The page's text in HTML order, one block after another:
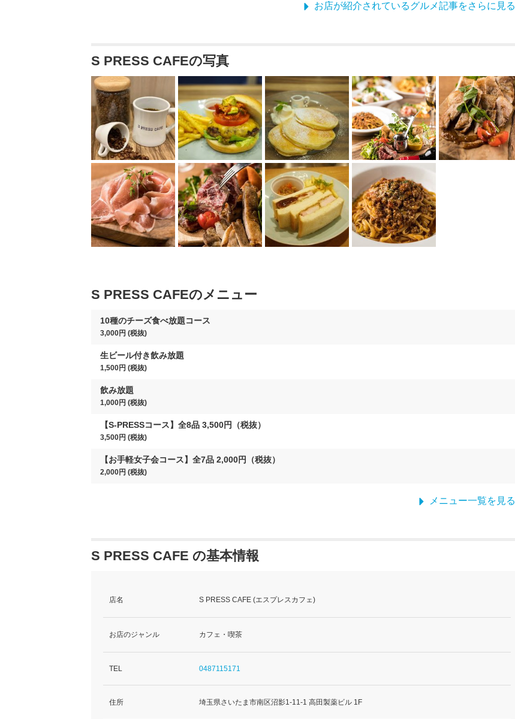
お店が紹介されているグルメ記事をさらに見る
S PRESS CAFEの写真
S PRESS CAFEのメニュー
10種のチーズ食べ放題コース
3,000円 (税抜)
生ビール付き飲み放題
1,500円 (税抜)
飲み放題
1,000円 (税抜)
【S-PRESSコース】全8品 3,500円（税抜）
3,500円 (税抜)
【お手軽女子会コース】全7品 2,000円（税抜）
2,000円 (税抜)
メニュー一覧を見る
S PRESS CAFE の基本情報
店名 S PRESS CAFE (エスプレスカフェ)
お店のジャンル カフェ・喫茶
TEL 0487115171
住所 埼玉県さいたま市南区沼影1-11-1 高田製薬ビル 1F